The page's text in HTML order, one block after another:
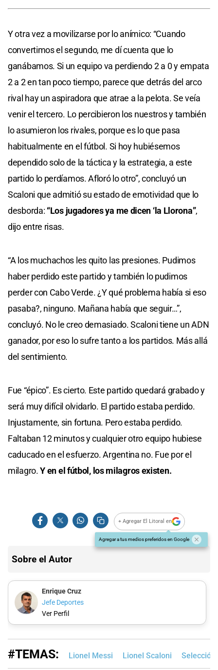
Y otra vez a movilizarse por lo anímico: “Cuando
convertimos el segundo, me dí cuenta que lo
ganábamos. Si un equipo va perdiendo 2 a 0 y empata
2 a 2 en tan poco tiempo, parece que detrás del arco
rival hay un aspiradora que atrae a la pelota. Se veía
venir el tercero. Lo percibieron los nuestros y también
lo asumieron los rivales, porque es lo que pasa
habitualmente en el fútbol. Si hoy hubiésemos
dependido solo de la táctica y la estrategia, a este
partido lo perdíamos. Afloró lo otro”, concluyó un
Scaloni que admitió su estado de emotividad que lo
desborda: “Los jugadores ya me dicen ‘la Llorona”,
dijo entre risas.
“A los muchachos les quito las presiones. Pudimos
haber perdido este partido y también lo pudimos
perder con Cabo Verde. ¿Y qué problema había si eso
pasaba?, ninguno. Mañana había que seguir…”,
concluyó. No le creo demasiado. Scaloni tiene un ADN
ganador, por eso lo sufre tanto a los partidos. Más allá
del sentimiento.
Fue “épico”. Es cierto. Este partido quedará grabado y
será muy difícil olvidarlo. El partido estaba perdido.
Injustamente, sin fortuna. Pero estaba perdido.
Faltaban 12 minutos y cualquier otro equipo hubiese
caducado en el esfuerzo. Argentina no. Fue por el
milagro.Y en el fútbol, los milagros existen.
+ Agregar El Litoral en
Agregar a tus medios preferidos en Google
Sobre el Autor
Enrique Cruz
Jefe Deportes
Ver Perfil
#TEMAS: Lionel Messi Lionel Scaloni Selección